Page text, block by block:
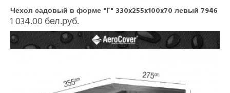
Чехол садовый в форме "Г" 330x255x100x70 левый 7946
1 034.00 бел.руб.